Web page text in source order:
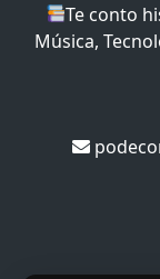
Te conto
Música,